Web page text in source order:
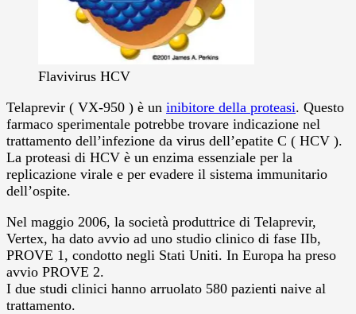
Flavivirus HCV
Telaprevir ( VX-950 ) è un inibitore della proteasi. Questo
farmaco sperimentale potrebbe trovare indicazione nel
trattamento dell’infezione da virus dell’epatite C ( HCV ).
La proteasi di HCV è un enzima essenziale per la
replicazione virale e per evadere il sistema immunitario
dell’ospite.
Nel maggio 2006, la società produttrice di Telaprevir,
Vertex, ha dato avvio ad uno studio clinico di fase IIb,
PROVE 1, condotto negli Stati Uniti. In Europa ha preso
avvio PROVE 2.
I due studi clinici hanno arruolato 580 pazienti naive al
trattamento.